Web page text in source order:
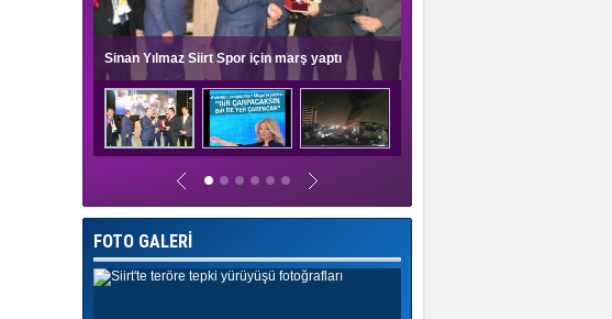
Sinan Yılmaz Siirt Spor için marş yaptı
FOTO GALERİ